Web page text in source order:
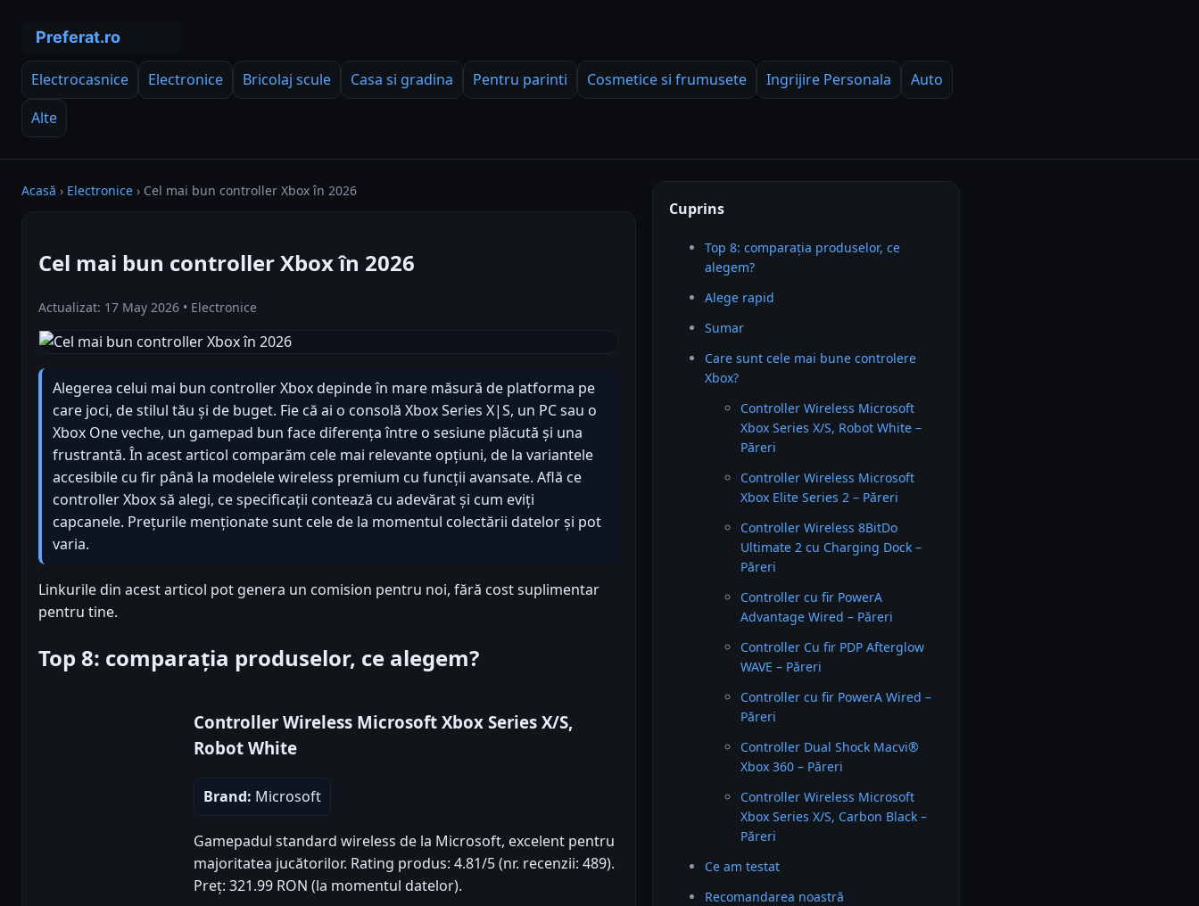
Electrocasnice Electronice Bricolaj scule Casa si gradina Pentru parinti Cosmetice si frumusete Ingrijire Personala
Auto
Alte
Acasă › Electronice › Cel mai bun controller Xbox în 2026
Cel mai bun controller Xbox în 2026
Actualizat: 17 May 2026 • Electronice
Alegerea celui mai bun controller Xbox depinde în mare măsură de platforma pe
care joci, de stilul tău și de buget. Fie că ai o consolă Xbox Series X|S, un PC sau o
Xbox One veche, un gamepad bun face diferența între o sesiune plăcută și una
frustrantă. În acest articol comparăm cele mai relevante opțiuni, de la variantele
accesibile cu fir până la modelele wireless premium cu funcții avansate. Află ce
controller Xbox să alegi, ce specificații contează cu adevărat și cum eviți
capcanele. Prețurile menționate sunt cele de la momentul colectării datelor și pot
varia.
Linkurile din acest articol pot genera un comision pentru noi, fără cost suplimentar
pentru tine.
Top 8: comparația produselor, ce alegem?
Controller Wireless Microsoft Xbox Series X/S,
Robot White
Brand: Microsoft
Gamepadul standard wireless de la Microsoft, excelent pentru
majoritatea jucătorilor. Rating produs: 4.81/5 (nr. recenzii: 489).
Preț: 321.99 RON (la momentul datelor).
Cuprins
Top 8: comparația produselor, ce
alegem?
Alege rapid
Sumar
Care sunt cele mai bune controlere
Xbox?
Controller Wireless Microsoft
Xbox Series X/S, Robot White –
Păreri
Controller Wireless Microsoft
Xbox Elite Series 2 – Păreri
Controller Wireless 8BitDo
Ultimate 2 cu Charging Dock –
Păreri
Controller cu fir PowerA
Advantage Wired – Păreri
Controller Cu fir PDP Afterglow
WAVE – Păreri
Controller cu fir PowerA Wired –
Păreri
Controller Dual Shock Macvi®
Xbox 360 – Păreri
Controller Wireless Microsoft
Xbox Series X/S, Carbon Black –
Păreri
Ce am testat
Recomandarea noastră